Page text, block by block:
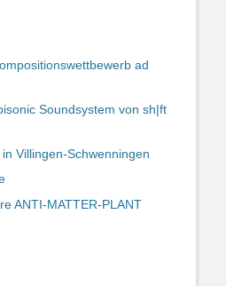
ad
Soundsystem von sh|ft
Villingen-Schwenningen
ANTI-MATTER-PLANT